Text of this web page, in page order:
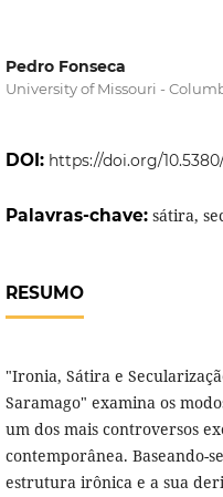
Pedro Fonseca
University of Missouri -
DOI: https://doi.org/
Palavras-chave: sátira,
RESUMO
"Ironia, Sátira e
Saramago" examina os
um dos mais controversos
contemporânea. Baseando-
estrutura irônica e a sua